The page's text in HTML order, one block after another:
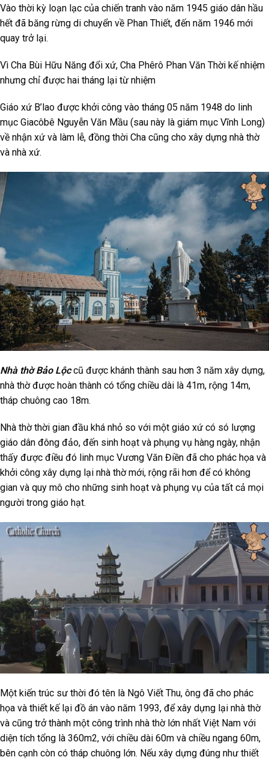
Vào thời kỳ loạn lạc của chiến tranh vào năm 1945 giáo dân hầu
hết đã băng rừng di chuyển về Phan Thiết, đến năm 1946 mới
quay trở lại.
Vì Cha Bùi Hữu Năng đổi xứ, Cha Phêrô Phan Văn Thời kế nhiệm
nhưng chỉ được hai tháng lại từ nhiệm
Giáo xứ B’lao được khởi công vào tháng 05 năm 1948 do linh
mục Giacôbê Nguyễn Văn Mầu (sau này là giám mục Vĩnh Long)
về nhận xứ và làm lễ, đồng thời Cha cũng cho xây dựng nhà thờ
và nhà xứ.
Nhà thờ Bảo Lộccũ được khánh thành sau hơn 3 năm xây dựng,
nhà thờ được hoàn thành có tổng chiều dài là 41m, rộng 14m,
tháp chuông cao 18m.
Nhà thờ thời gian đầu khá nhỏ so với một giáo xứ có só lượng
giáo dân đông đảo, đến sinh hoạt và phụng vụ hàng ngày, nhận
thấy được điều đó linh mục Vương Văn Điền đã cho phác họa và
khởi công xây dựng lại nhà thờ mới, rộng rãi hơn để có không
gian và quy mô cho những sinh hoạt và phụng vụ của tất cả mọi
người trong giáo hạt.
Một kiến trúc sư thời đó tên là Ngô Viết Thu, ông đã cho phác
họa và thiết kế lại đồ án vào năm 1993, để xây dựng lại nhà thờ
và cũng trở thành một công trình nhà thờ lớn nhất Việt Nam với
diện tích tổng là 360m2, với chiều dài 60m và chiều ngang 60m,
bên cạnh còn có tháp chuông lớn. Nếu xây dựng đúng như thiết